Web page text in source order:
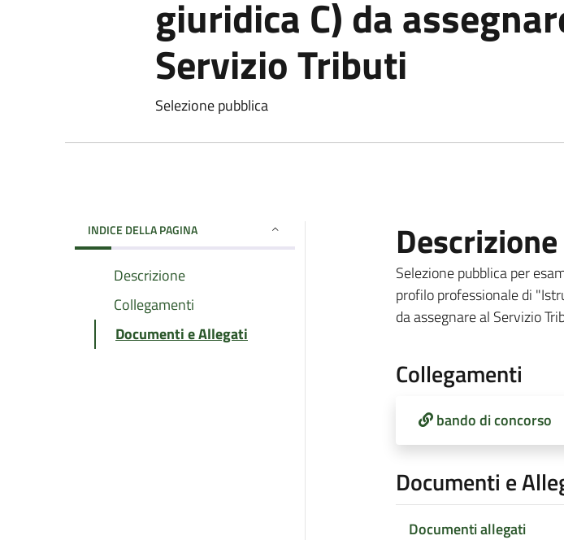
giuridica C) da
Servizio Tributi
Selezione pubblica
INDICE DELLA PAGINA
Descrizione
Collegamenti
Documenti e Allegati
Descrizione
Selezione pubblica per
profilo professionale di
da assegnare al Servizio
Collegamenti
bando di concorso
Documenti e
Documenti allegati